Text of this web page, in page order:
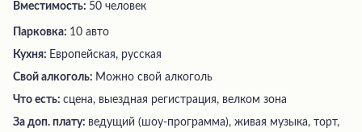
Вместимость: 50 человек
Парковка: 10 авто
Кухня: Европейская, русская
Свой алкоголь: Можно свой алкоголь
Что есть: сцена, выездная регистрация, велком зона
За доп. плату: ведущий (шоу-программа), живая музыка, торт,